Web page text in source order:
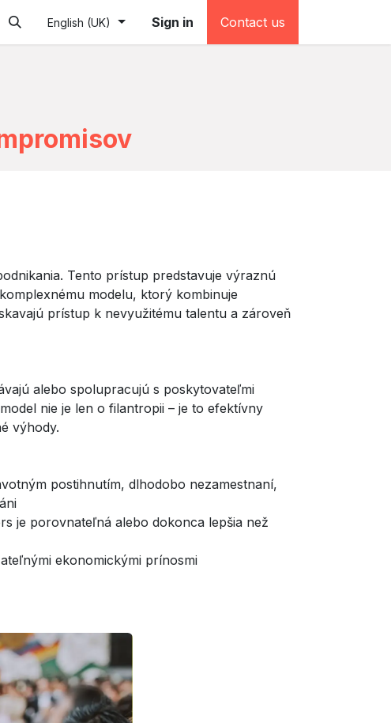
plnenie (testovacia)
English (UK) Sign in Contact us
Tento prístup predstavuje výraznú
modelu, ktorý kombinuje
prístup k nevyužitému talentu a zároveň
alebo spolupracujú s poskytovateľmi
nie je len o filantropii – je to efektívny
výhody.
postihnutím, dlhodobo nezamestnaní,
je porovnateľná alebo dokonca lepšia než
ekonomickými prínosmi